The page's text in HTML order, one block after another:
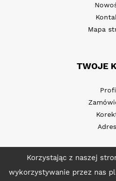
Korzystając z naszej
wykorzystywanie przez nas
Mapa
TWOJE